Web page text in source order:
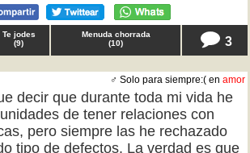
Te jodes
(9)
Menuda chorrada
(10) 3
♂ Solo para siempre:( en amor
decir que durante toda mi vida he
de tener relaciones con
pero siempre las he rechazado
tipo de defectos. La verdad es que